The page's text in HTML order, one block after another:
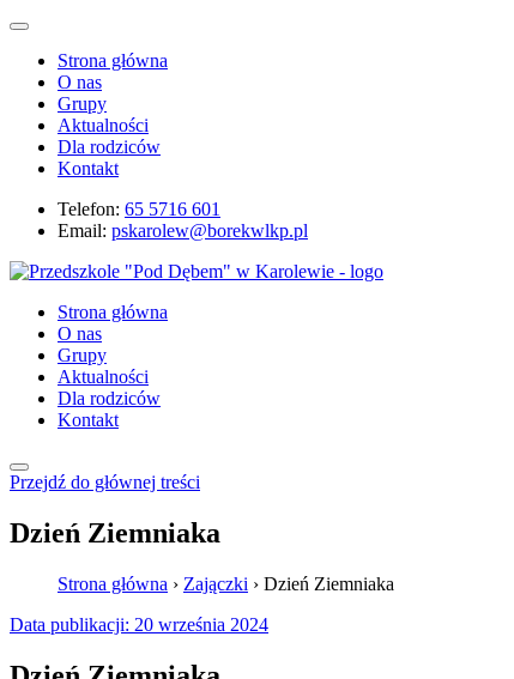
Strona główna
O nas
Grupy
Aktualności
Dla rodziców
Kontakt
Telefon: 65 5716 601
Email: pskarolew@borekwlkp.pl
Strona główna
O nas
Grupy
Aktualności
Dla rodziców
Kontakt
Przejdź do głównej treści
Dzień Ziemniaka
Strona główna › Zajączki › Dzień Ziemniaka
Data publikacji: 20 września 2024